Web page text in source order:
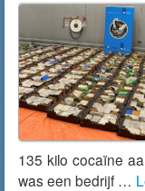
135 kilo cocaïne
was een bedrijf …